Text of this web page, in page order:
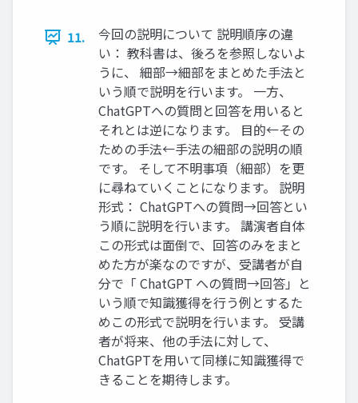
11.
今回の説明について 説明順序の違
い： 教科書は、後ろを参照しないよ
うに、 細部→細部をまとめた手法と
いう順で説明を行います。 一方、
ChatGPTへの質問と回答を用いると
それとは逆になります。 目的←その
ための手法←手法の細部の説明の順
です。 そして不明事項（細部）を更
に尋ねていくことになります。 説明
形式： ChatGPTへの質問→回答とい
う順に説明を行います。 講演者自体
この形式は面倒で、回答のみをまと
めた方が楽なのですが、受講者が自
分で「 ChatGPT への質問→回答」と
いう順で知識獲得を行う例とするた
めこの形式で説明を行います。 受講
者が将来、他の手法に対して、
ChatGPTを用いて同様に知識獲得で
きることを期待します。